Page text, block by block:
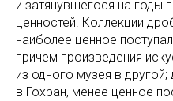
и затянувшегося на годы
ценностей. Коллекции
наиболее ценное
причем произведения
из одного музея в другой;
в Гохран, менее ценное